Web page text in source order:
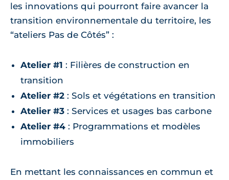
les innovations qui pourront faire avancer la
transition environnementale du territoire, les
“ateliers Pas de Côtés” :
Atelier #1 : Filières de construction en
transition
Atelier #2 : Sols et végétations en transition
Atelier #3 : Services et usages bas carbone
Atelier #4 : Programmations et modèles
immobiliers
En mettant les connaissances en commun et